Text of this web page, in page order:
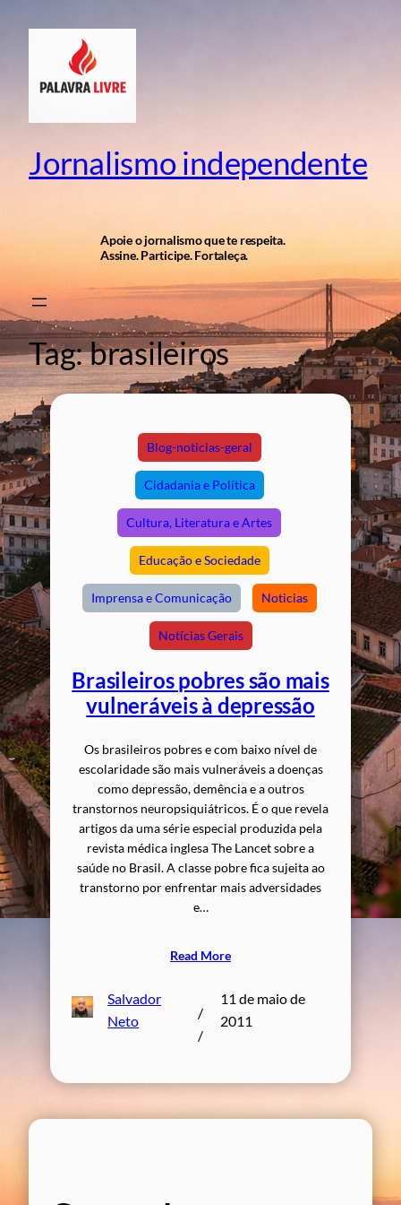
conteúdo
Jornalismo independente
Apoie o jornalismo que te respeita.
Assine. Participe. Fortaleça.
Tag:brasileiros
Blog-noticias-geral
Cidadania e Política
Cultura, Literatura e Artes
Educação e Sociedade
Imprensa e Comunicação Noticias
Notícias Gerais
Brasileiros pobres são mais
vulneráveis à depressão
Os brasileiros pobres e com baixo nível de
escolaridade são mais vulneráveis a doenças
como depressão, demência e a outros
transtornos neuropsiquiátricos. É o que revela
artigos da uma série especial produzida pela
revista médica inglesa The Lancet sobre a
saúde no Brasil. A classe pobre fica sujeita ao
transtorno por enfrentar mais adversidades
e…
Read More
Salvador
Neto
/
/
11 de maio de
2011